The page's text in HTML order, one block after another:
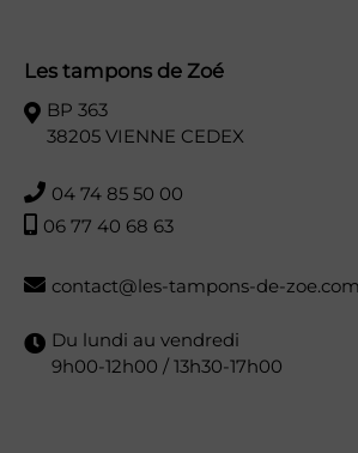
Les tampons de Zoé
BP 363
38205 VIENNE CEDEX
04 74 85 50 00
06 77 40 68 63
contact@les-tampons-de-zoe.com
Du lundi au vendredi
9h00-12h00 / 13h30-17h00